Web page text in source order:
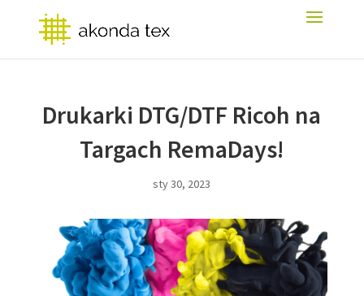
Drukarki DTG/DTF Ricoh na
Targach RemaDays!
sty 30, 2023